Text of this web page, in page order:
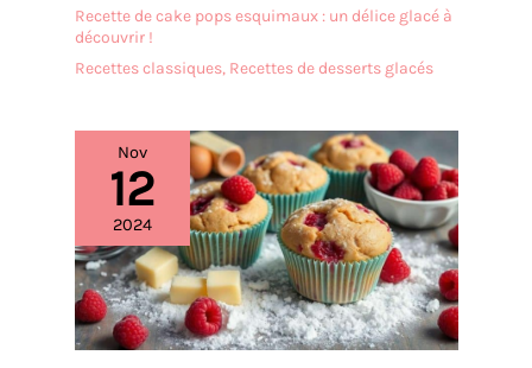
Recette de cake pops esquimaux : un délice glacé à
découvrir !
Recettes classiques, Recettes de desserts glacés
Nov
12
2024